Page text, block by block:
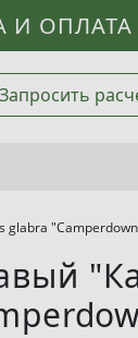
И ОПЛАТА
Запросить